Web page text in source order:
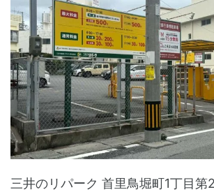
三井のリパーク 首里鳥堀町1丁目第